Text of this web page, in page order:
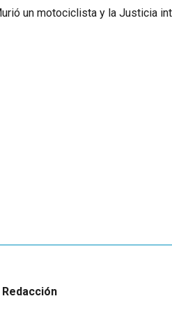
Redacción